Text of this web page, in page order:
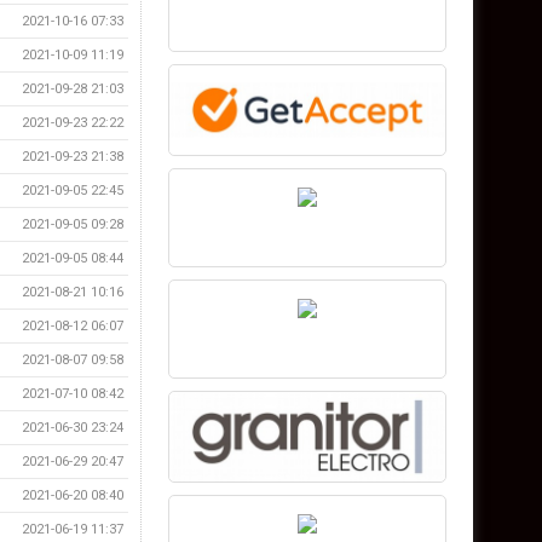
2021-10-16 07:33
2021-10-09 11:19
2021-09-28 21:03
2021-09-23 22:22
2021-09-23 21:38
2021-09-05 22:45
2021-09-05 09:28
2021-09-05 08:44
2021-08-21 10:16
2021-08-12 06:07
2021-08-07 09:58
2021-07-10 08:42
2021-06-30 23:24
2021-06-29 20:47
2021-06-20 08:40
2021-06-19 11:37